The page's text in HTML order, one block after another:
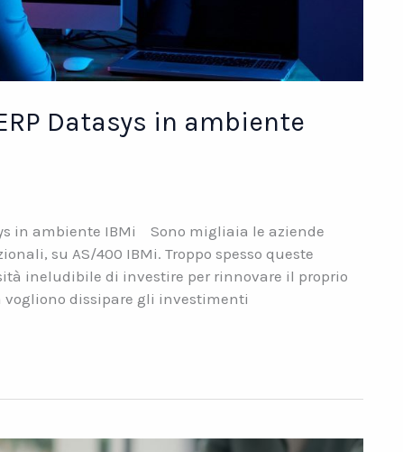
Datasys in ambiente
in ambiente IBMi Sono migliaia le aziende
su AS/400 IBMi. Troppo spesso queste
ineludibile di investire per rinnovare il proprio
vogliono dissipare gli investimenti